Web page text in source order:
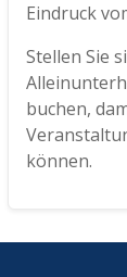
Eindruck
Stellen Sie
buchen,
können.